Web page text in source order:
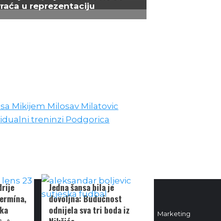
u reprezentaciju
Jedna šansa bila je
dovoljna: Budućnost
odnijela sva tri boda iz
Marketing